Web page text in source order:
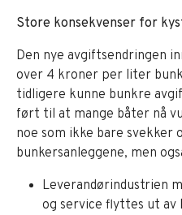
Store konsekvenser for
Den nye avgiftsendringen
over 4 kroner per liter
tidligere kunne bunkre
ført til at mange båter nå
noe som ikke bare svekker
bunkersanleggene, men
Leverandørindustrien
og service flyttes ut av